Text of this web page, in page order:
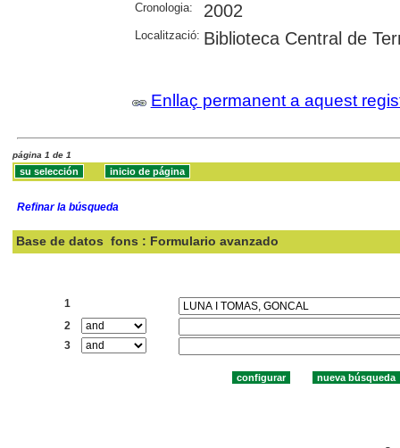
Cronologia: 2002
Localització: Biblioteca Central de
Enllaç permanent a aquest
página 1 de 1
Refinar la búsqueda
Base de datos fons : Formulario avanzado
1
2
3